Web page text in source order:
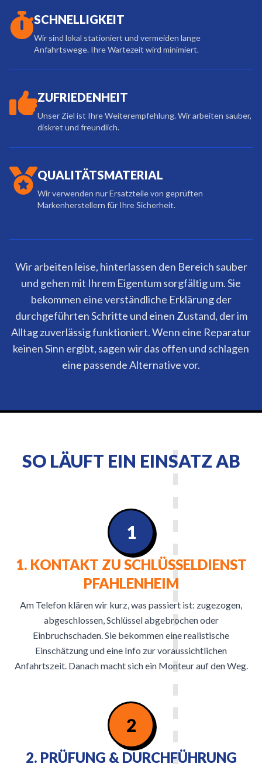
SCHNELLIGKEIT
Wir sind lokal stationiert und vermeiden lange
Anfahrtswege. Ihre Wartezeit wird minimiert.
ZUFRIEDENHEIT
Unser Ziel ist Ihre Weiterempfehlung. Wir arbeiten sauber,
diskret und freundlich.
QUALITÄTSMATERIAL
Wir verwenden nur Ersatzteile von geprüften
Markenherstellern für Ihre Sicherheit.
Wir arbeiten leise, hinterlassen den Bereich sauber
und gehen mit Ihrem Eigentum sorgfältig um. Sie
bekommen eine verständliche Erklärung der
durchgeführten Schritte und einen Zustand, der im
Alltag zuverlässig funktioniert. Wenn eine Reparatur
keinen Sinn ergibt, sagen wir das offen und schlagen
eine passende Alternative vor.
SO LÄUFT EIN EINSATZ AB
1. KONTAKT ZU SCHLÜSSELDIENST
PFAHLENHEIM
Am Telefon klären wir kurz, was passiert ist: zugezogen,
abgeschlossen, Schlüssel abgebrochen oder
Einbruchschaden. Sie bekommen eine realistische
Einschätzung und eine Info zur voraussichtlichen
Anfahrtszeit. Danach macht sich ein Monteur auf den Weg.
1
2
2. PRÜFUNG & DURCHFÜHRUNG